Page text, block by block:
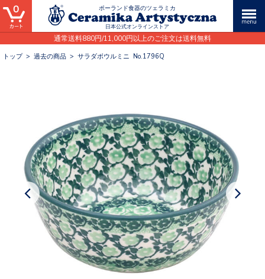
ポーランド食器のツェラミカ
日本公式オンラインストア
通常送料880円/11,000円以上のご注文は送料無料
0
トップ> 過去の商品 > サラダボウルミニ No.1796Q